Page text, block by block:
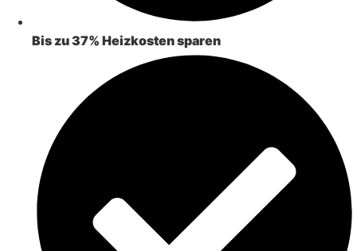
Bis zu 37% Heizkosten sparen